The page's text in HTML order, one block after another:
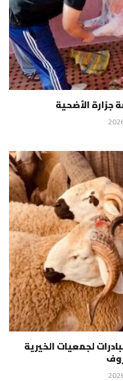
جزارة الأضحية
لجمعيات الخيرية